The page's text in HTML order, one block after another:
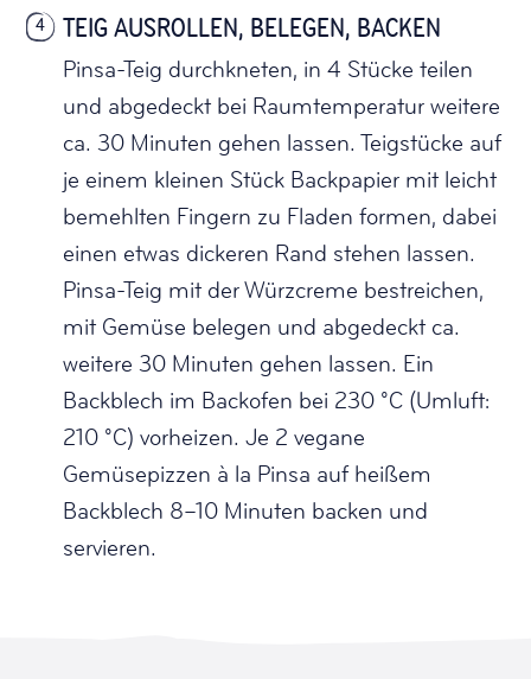
4 TEIG AUSROLLEN, BELEGEN, BACKEN
Pinsa-Teig durchkneten, in 4 Stücke teilen
und abgedeckt bei Raumtemperatur weitere
ca. 30 Minuten gehen lassen. Teigstücke auf
je einem kleinen Stück Backpapier mit leicht
bemehlten Fingern zu Fladen formen, dabei
einen etwas dickeren Rand stehen lassen.
Pinsa-Teig mit der Würzcreme bestreichen,
mit Gemüse belegen und abgedeckt ca.
weitere 30 Minuten gehen lassen. Ein
Backblech im Backofen bei 230 °C (Umluft:
210 °C) vorheizen. Je 2 vegane
Gemüsepizzen à la Pinsa auf heißem
Backblech 8–10 Minuten backen und
servieren.